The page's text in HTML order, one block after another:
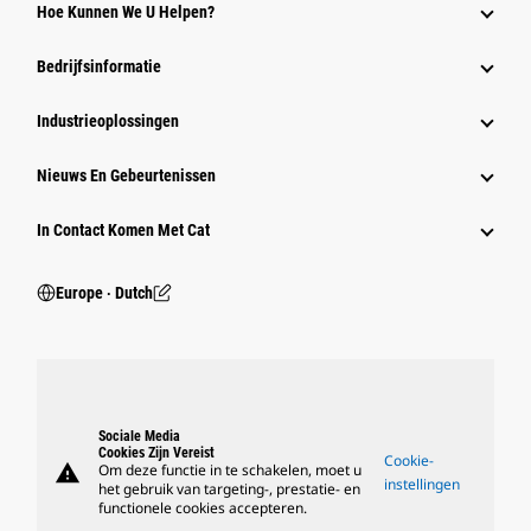
Hoe Kunnen We U Helpen?
Bedrijfsinformatie
Industrieoplossingen
Nieuws En Gebeurtenissen
In Contact Komen Met Cat
Europe ‧ Dutch
warning
Sociale Media
Cookies Zijn Vereist
Om deze functie in te schakelen, moet u
het gebruik van targeting-, prestatie- en
functionele cookies accepteren.
Cookie-
instellingen